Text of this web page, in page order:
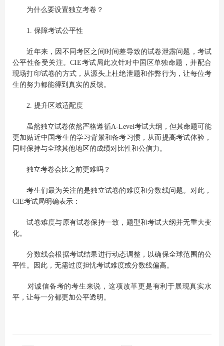
为什么要设置独立考卷？
1. 保障考试公平性
近年来，因不同考区之间时间差导致的试卷泄露问题，考试
公平性备受关注。CIE考试局此次针对中国区单独命题，并配合
现场打印试卷的方式，从源头上杜绝泄题和作弊行为，让每位考
生的努力都能得到真实的反馈。
2. 提升区域适配度
虽然独立试卷依然严格遵循A-Level考试大纲，但其命题可能
更加贴近中国考生的学习背景和备考习惯，从而提高考试体验，
同时保持与全球其他地区的成绩对比性和公信力。
独立考卷会比之前更难吗？
考生们最为关注的是独立试卷的难度和分数线问题。对此，
CIE考试局明确表示：
试卷难度与原有试卷保持一致，题型和考试大纲并无重大变
化。
分数线会根据考试结果进行动态调整，以确保全球范围的公
平性。因此，无需过度担忧考试难度或分数线偏高。
对诚信备考的考生来说，这项改革更是有利于展现真实水
平，让每一分都更加公平透明。